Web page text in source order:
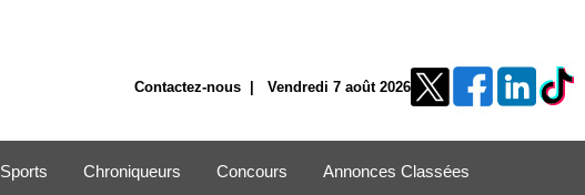
Contactez-nous | Vendredi 7 août 2026
Sports Chroniqueurs Concours Annonces Classées